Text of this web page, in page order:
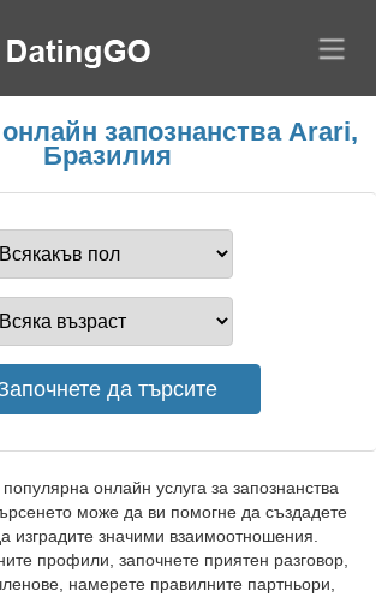
запознанства Arari,
Бразилия
онлайн услуга за запознанства
може да ви помогне да създадете
изградите значими взаимоотношения.
профили, започнете приятен разговор,
намерете правилните партньори,